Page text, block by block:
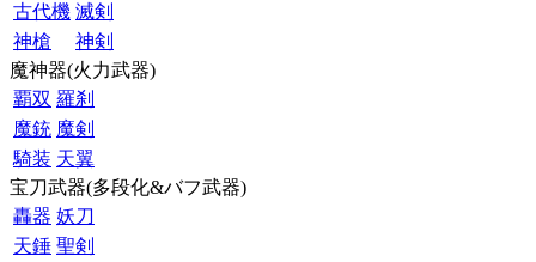
古代機 滅剣
神槍
神剣
魔神器(火力武器)
覇双 羅刹
魔銃 魔剣
騎装 天翼
宝刀武器(多段化&バフ武器)
轟器 妖刀
天錘 聖剣